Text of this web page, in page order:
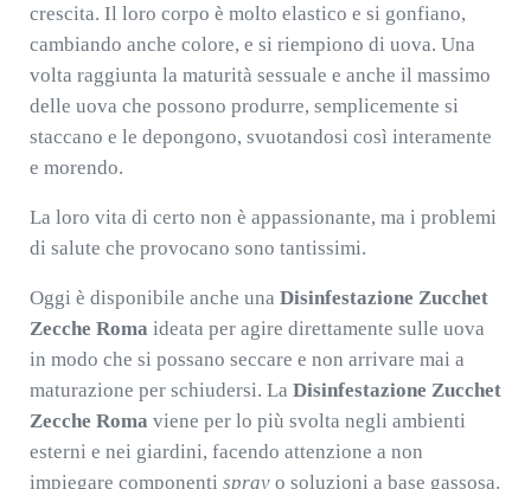
crescita. Il loro corpo è molto elastico e si gonfiano,
cambiando anche colore, e si riempiono di uova. Una
volta raggiunta la maturità sessuale e anche il massimo
delle uova che possono produrre, semplicemente si
staccano e le depongono, svuotandosi così interamente
e morendo.
La loro vita di certo non è appassionante, ma i problemi
di salute che provocano sono tantissimi.
Oggi è disponibile anche una Disinfestazione Zucchet
Zecche Roma ideata per agire direttamente sulle uova
in modo che si possano seccare e non arrivare mai a
maturazione per schiudersi. La Disinfestazione Zucchet
Zecche Roma viene per lo più svolta negli ambienti
esterni e nei giardini, facendo attenzione a non
impiegare componenti sprayo soluzioni a base gassosa.